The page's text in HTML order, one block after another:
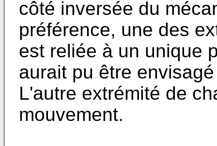
côté inversée du
préférence, une des
est reliée à un unique
aurait pu être
L'autre extrémité de
mouvement.